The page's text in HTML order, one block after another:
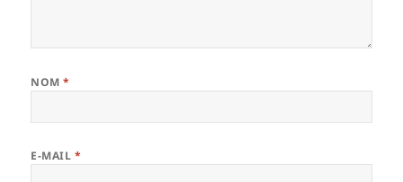
NOM*
E-MAIL *